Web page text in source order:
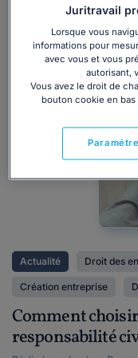
Actualité Droit des
Création entreprise
Comment
responsabilité
Juritravail
Lorsque vous
informations pour
avec vous et vous
autorisant,
Vous avez le droit de
bouton cookie en